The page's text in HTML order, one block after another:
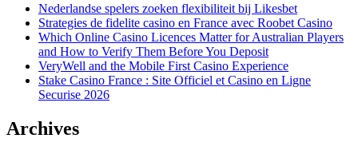
Nederlandse spelers zoeken flexibiliteit bij Likesbet
Strategies de fidelite casino en France avec Roobet Casino
Which Online Casino Licences Matter for Australian Players
and How to Verify Them Before You Deposit
VeryWell and the Mobile First Casino Experience
Stake Casino France : Site Officiel et Casino en Ligne
Securise 2026
Archives